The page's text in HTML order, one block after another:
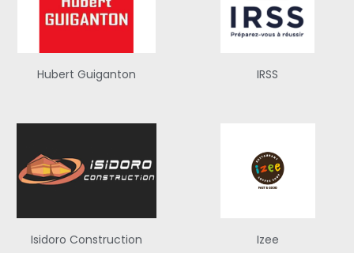
Hubert Guiganton IRSS
Isidoro Construction Izee